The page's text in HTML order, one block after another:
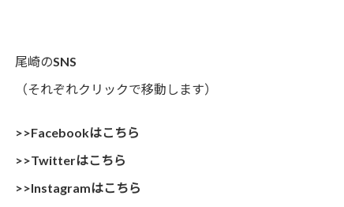
尾崎のSNS
（それぞれクリックで移動します）
>>Facebookはこちら
>>Twitterはこちら
>>Instagramはこちら